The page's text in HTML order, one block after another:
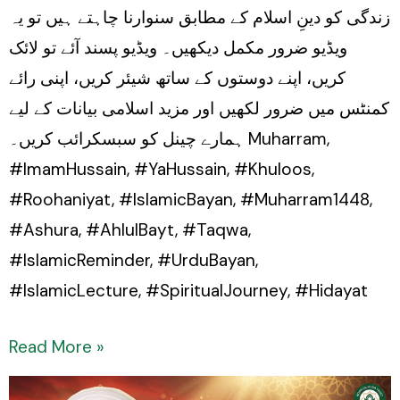
زندگی کو دینِ اسلام کے مطابق سنوارنا چاہتے ہیں تو یہ
ویڈیو ضرور مکمل دیکھیں۔ ویڈیو پسند آئے تو لائک
کریں، اپنے دوستوں کے ساتھ شیئر کریں، اپنی رائے
کمنٹس میں ضرور لکھیں اور مزید اسلامی بیانات کے لیے
ہمارے چینل کو سبسکرائب کریں۔ Muharram,
#ImamHussain, #YaHussain, #Khuloos,
#Roohaniyat, #IslamicBayan, #Muharram1448,
#Ashura, #AhlulBayt, #Taqwa,
#IslamicReminder, #UrduBayan,
#IslamicLecture, #SpiritualJourney, #Hidayat
Read More »
Karbala